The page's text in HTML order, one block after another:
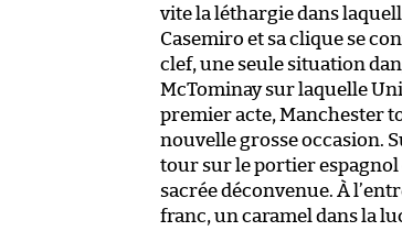
vite la léthargie dans
Casemiro et sa clique se
clef, une seule situation
McTominay sur laquelle
premier acte, Manchester
nouvelle grosse occasion.
tour sur le portier espagnol
sacrée déconvenue. À
franc, un caramel dans la